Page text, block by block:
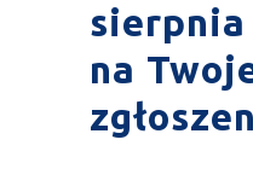
sierpnia
na